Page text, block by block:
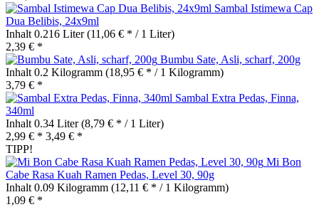
Sambal Istimewa Cap
Dua Belibis, 24x9ml
Inhalt 0.216 Liter(11,06 € * / 1 Liter)
2,39 € *
Bumbu Sate, Asli, scharf, 200g
Inhalt 0.2 Kilogramm (18,95 € * / 1 Kilogramm)
3,79 € *
Sambal Extra Pedas, Finna,
340ml
Inhalt 0.34 Liter(8,79 € * / 1 Liter)
2,99 € * 3,49 € *
TIPP!
Mi Bon
Cabe Rasa Kuah Ramen Pedas, Level 30, 90g
Inhalt 0.09 Kilogramm (12,11 € * / 1 Kilogramm)
1,09 € *